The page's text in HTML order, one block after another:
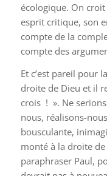
écologique. On
esprit critique, son
compte de la
compte des
Et c’est pareil pour
droite de Dieu et il
crois ! ». Ne
nous, réalisons-
bousculante,
monté à la droite
paraphraser Paul,